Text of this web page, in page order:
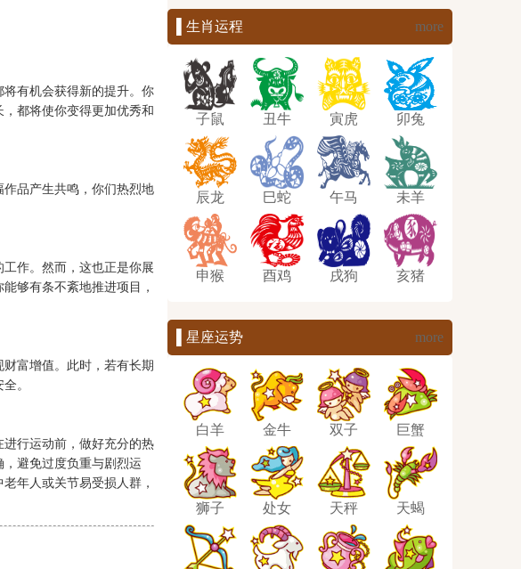
有机会获得新的提升。你
都将使你变得更加优秀和
品产生共鸣，你们热烈地
作。然而，这也正是你展
够有条不紊地推进项目，
富增值。此时，若有长期
。
行运动前，做好充分的热
避免过度负重与剧烈运
年人或关节易受损人群，
▌生肖运程 more
子鼠 丑牛 寅虎 卯兔
辰龙 巳蛇 午马 未羊
申猴 酉鸡 戌狗 亥猪
▌星座运势 more
白羊 金牛 双子 巨蟹
狮子 处女 天秤 天蝎